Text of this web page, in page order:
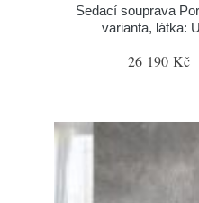
Sedací souprava
varianta, látka:
26 190 Kč